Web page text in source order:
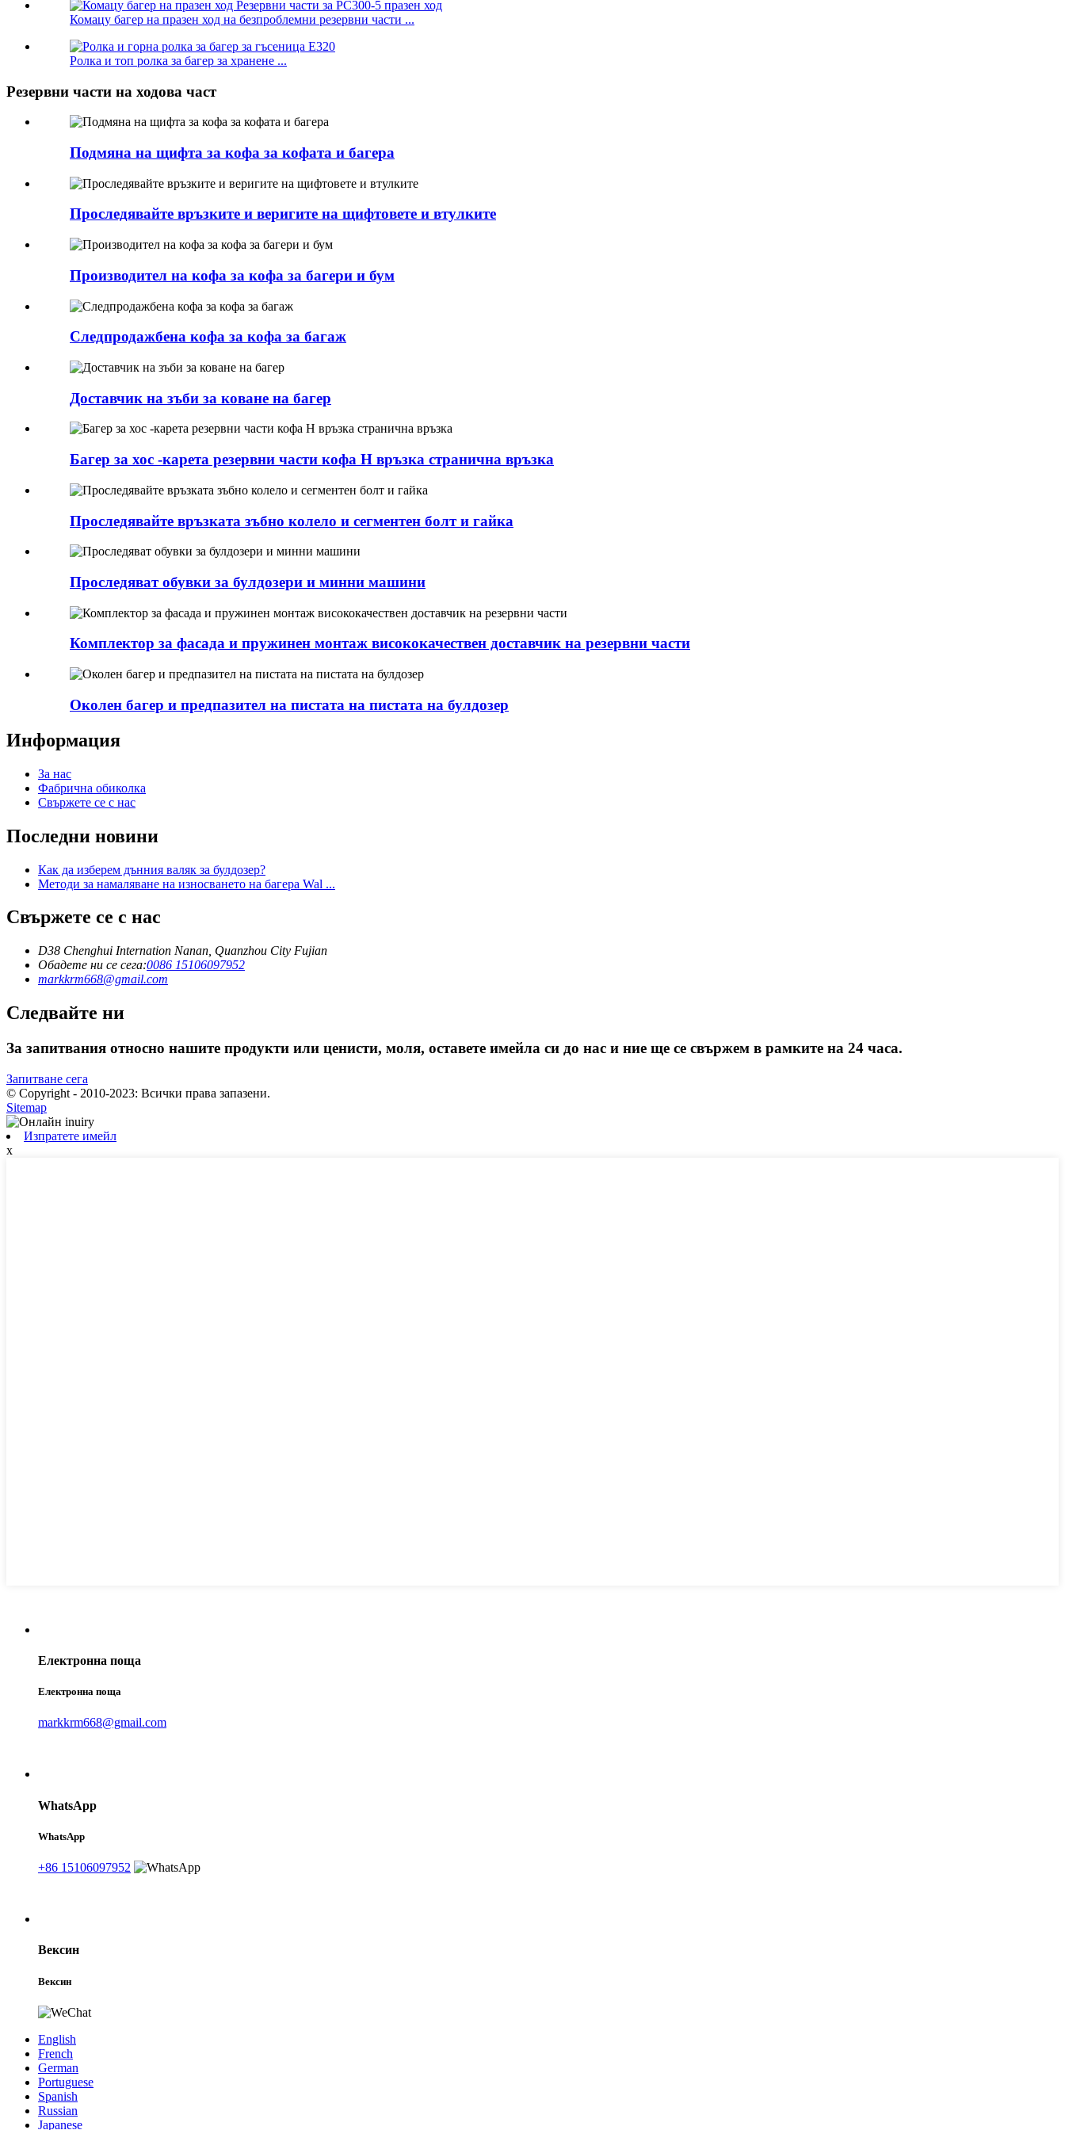
Комацу багер на празен ход на безпроблемни резервни части ...
Ролка и топ ролка за багер за хранене ...
Резервни части на ходова част
Подмяна на щифта за кофа за кофата и багера
Проследявайте връзките и веригите на щифтовете и втулките
Производител на кофа за кофа за багери и бум
Следпродажбена кофа за кофа за багаж
Доставчик на зъби за коване на багер
Багер за хос -карета резервни части кофа H връзка странична връзка
Проследявайте връзката зъбно колело и сегментен болт и гайка
Проследяват обувки за булдозери и минни машини
Комплектор за фасада и пружинен монтаж висококачествен доставчик на резервни части
Околен багер и предпазител на пистата на пистата на булдозер
Информация
За нас
Фабрична обиколка
Свържете се с нас
Последни новини
Как да изберем дънния валяк за булдозер?
Методи за намаляване на износването на багера Wal ...
Свържете се с нас
D38 Chenghui Internation Nanan, Quanzhou City Fujian
Обадете ни се сега:0086 15106097952
markkrm668@gmail.com
Следвайте ни
За запитвания относно нашите продукти или ценисти, моля, оставете имейла си до нас и ние ще се свържем в рамките на 24 часа.
Запитване сега
© Copyright - 2010-2023: Всички права запазени.
Sitemap
Изпратете имейл
x
Електронна поща
Електронна поща
markkrm668@gmail.com
WhatsApp
WhatsApp
+86 15106097952
Вексин
Вексин
English
French
German
Portuguese
Spanish
Russian
Japanese